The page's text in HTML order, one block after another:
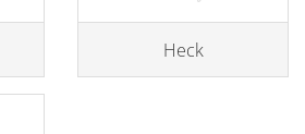
Heck